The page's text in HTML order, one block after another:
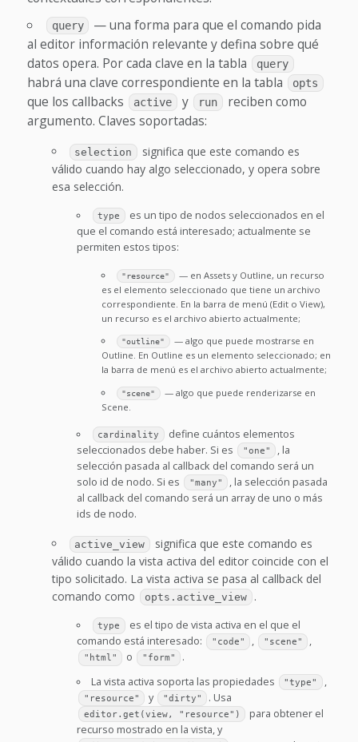
query
— una forma para que el comando pida
al editor información relevante y defina sobre qué
datos opera. Por cada clave en la tabla
query
habrá una clave correspondiente en la tabla opts
que los callbacks active y run
reciben como
argumento. Claves soportadas:
selection
significa que este comando es
válido cuando hay algo seleccionado, y opera sobre
esa selección.
type
es un tipo de nodos seleccionados en el
que el comando está interesado; actualmente se
permiten estos tipos:
"resource"
— en Assets y Outline, un recurso
es el elemento seleccionado que tiene un archivo
correspondiente. En la barra de menú (Edit o View),
un recurso es el archivo abierto actualmente;
"outline"
— algo que puede mostrarse en
Outline. En Outline es un elemento seleccionado; en
la barra de menú es el archivo abierto actualmente;
"scene"
— algo que puede renderizarse en
Scene.
cardinality
define cuántos elementos
seleccionados debe haber. Si es
"one"
, la
selección pasada al callback del comando será un
solo id de nodo. Si es
"many"
, la selección pasada
al callback del comando será un array de uno o más
ids de nodo.
active_view
significa que este comando es
válido cuando la vista activa del editor coincide con el
tipo solicitado. La vista activa se pasa al callback del
comando como
opts.active_view .
type
es el tipo de vista activa en el que el
comando está interesado:
"code" , "scene" ,
"html" o "form"
.
La vista activa soporta las propiedades
"type" ,
"resource" y "dirty" . Usa
editor.get(view, "resource")
para obtener el
recurso mostrado en la vista, y